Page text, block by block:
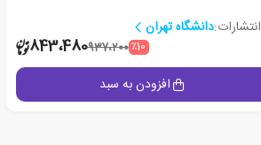
انتشارات:دانشگاه تهران
٪10937،200843،480
افزودن به سبد